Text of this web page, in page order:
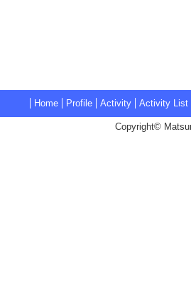
Home Profile Activity Activity List
Copyright©